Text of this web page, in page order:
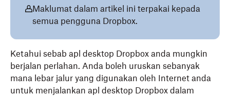
Maklumat dalam artikel ini terpakai kepada
semua pengguna Dropbox.
Ketahui sebab apl desktop Dropbox anda mungkin
berjalan perlahan. Anda boleh uruskan sebanyak
mana lebar jalur yang digunakan oleh Internet anda
untuk menjalankan apl desktop Dropbox dalam